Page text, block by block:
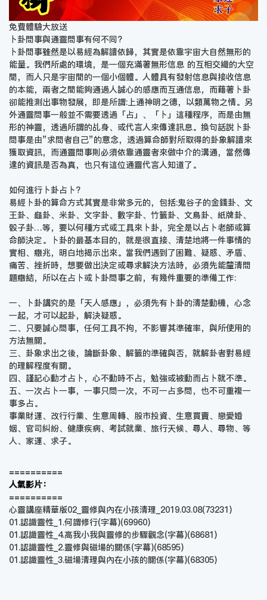
免費體驗大放送
卜卦問事與通靈問事有何不同?
卜卦問事雖然是以易經為解讀依歸，其實是依靠宇宙大自然無形的
能量。我們所處的環境，是一個充滿著無形信息 的互相交織的大空
間，而人只是宇宙間的一個小個體。人體具有發射信息與接收信息
的本能，兩者之間能夠通過人誠心的感應而互通信息，而藉著卜卦
卻能推測出事物發展，即是所謂:上通神明之德，以類萬物之情。另
外通靈問事一般並不需要透過「占」、「卜」這種程序，而是由無
形的神靈，透過所謂的乩身、或代言人來傳達訊息。換句話說卜卦
問事是由”求問者自己”的意念，透過算命師對所取得的卦象解讀來
獲取資訊，而通靈問事則必須依靠通靈者來做中介的溝通，當然傳
達的資訊是否為真，也只有這位通靈代言人知道了。
如何進行卜卦占卜?
易經卜卦的算命方式其實是非常多元的，包括:鬼谷子的金錢卦、文
王卦、龜卦、米卦、文字卦、數字卦、竹籤卦、文鳥卦、紙牌卦、
骰子卦…等，要以何種方式或工具來卜卦，完全是以占卜老師或算
命師決定。卜卦的最基本目的，就是很直接、清楚地將一件事情的
實相、癥兆，明白地揭示出來。當我們遇到了困難、疑惑、矛盾、
痛苦、挫折時，想要做出決定或尋求解決方法時，必須先能釐清問
題癥結，所以在占卜或卜卦問事之前，有幾件重要的準備工作:
一、卜卦講究的是「天人感應」，必須先有卜卦的清楚動機，心念
一起，才可以起卦，解決疑惑。
二、只要誠心問事，任何工具不拘，不影響其準確率，與所使用的
方法無關。
三、卦象求出之後，論斷卦象、解籤的準確與否，就解卦者對易經
的理解程度有關。
四、謹記心動才占卜，心不動時不占，勉強或被動而占卜就不準。
五、一次占卜一事，一事只問一次，不可一占多問，也不可重複一
事多占。
事業財運、改行行業、生意周轉、股市投資、生意買賣、戀愛婚
姻、官司糾紛、健康疾病、考試就業、旅行天候、尋人、尋物、等
人、家運、求子。
==========
人氣影片：
==========
心靈講座精華版02_靈修與內在小孩清理_2019.03.08(73231)
01.認識靈性_1.何謂修行(字幕)(69960)
01.認識靈性_4.高我小我與靈修的步驟觀念(字幕)(68681)
01.認識靈性_2.靈修與磁場的關係(字幕)(68595)
01.認識靈性_3.磁場清理與內在小孩的關係(字幕)(68305)